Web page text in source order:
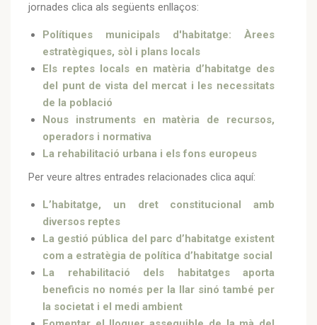
jornades clica als següents enllaços:
Polítiques municipals d'habitatge: Àrees
estratègiques, sòl i plans locals
Els reptes locals en matèria d’habitatge des
del punt de vista del mercat i les necessitats
de la població
Nous instruments en matèria de recursos,
operadors i normativa
La rehabilitació urbana i els fons europeus
Per veure altres entrades relacionades clica aquí:
L’habitatge, un dret constitucional amb
diversos reptes
La gestió pública del parc d’habitatge existent
com a estratègia de política d’habitatge social
La rehabilitació dels habitatges aporta
beneficis no només per la llar sinó també per
la societat i el medi ambient